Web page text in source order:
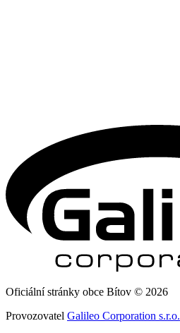
Oficiální stránky obce Bítov © 2026
Provozovatel Galileo Corporation s.r.o.